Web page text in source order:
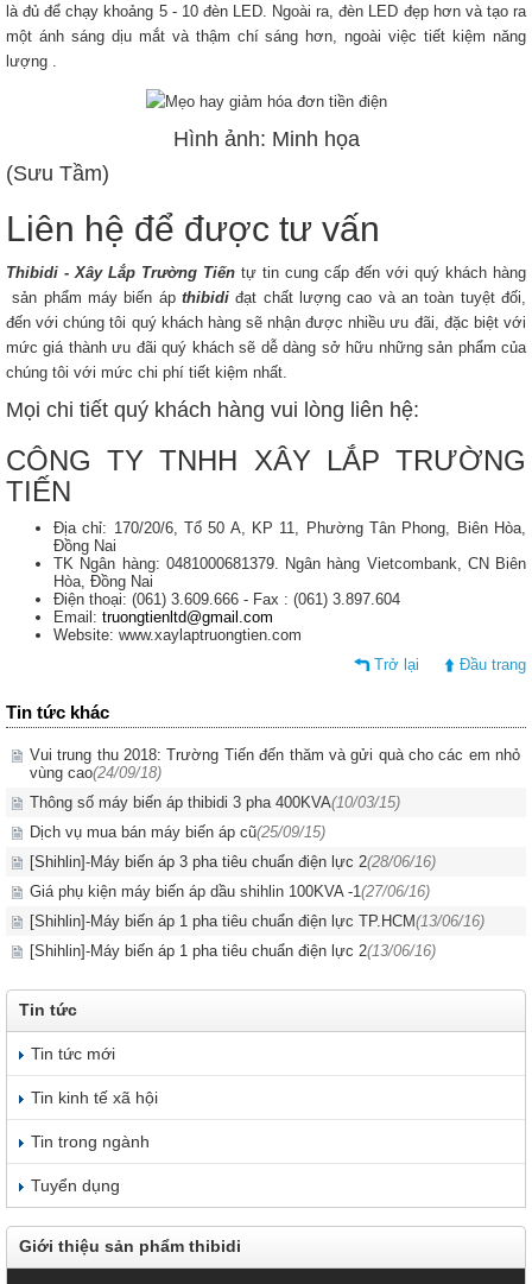
là đủ để chạy khoảng 5 - 10 đèn LED. Ngoài ra, đèn LED đẹp hơn và tạo ra
một ánh sáng dịu mắt và thậm chí sáng hơn, ngoài việc tiết kiệm năng
lượng .
Hình ảnh: Minh họa
(Sưu Tầm)
Liên hệ để được tư vấn
Thibidi - Xây Lắp Trường Tiến tự tin cung cấp đến với quý khách hàng
sản phẩm máy biến áp thibidi đạt chất lượng cao và an toàn tuyệt đối,
đến với chúng tôi quý khách hàng sẽ nhận được nhiều ưu đãi, đặc biệt với
mức giá thành ưu đãi quý khách sẽ dễ dàng sở hữu những sản phẩm của
chúng tôi với mức chi phí tiết kiệm nhất.
Mọi chi tiết quý khách hàng vui lòng liên hệ:
CÔNG TY TNHH XÂY LẮP TRƯỜNG
TIẾN
Địa chỉ: 170/20/6, Tổ 50 A, KP 11, Phường Tân Phong, Biên Hòa,
Đồng Nai
TK Ngân hàng: 0481000681379. Ngân hàng Vietcombank, CN Biên
Hòa, Đồng Nai
Điện thoại: (061) 3.609.666 - Fax : (061) 3.897.604
Email: truongtienltd@gmail.com
Website: www.xaylaptruongtien.com
Trở lại
Đầu trang
Tin tức khác
Vui trung thu 2018: Trường Tiến đến thăm và gửi quà cho các em nhỏ
vùng cao(24/09/18)
Thông số máy biến áp thibidi 3 pha 400KVA(10/03/15)
Dịch vụ mua bán máy biến áp cũ(25/09/15)
[Shihlin]-Máy biến áp 3 pha tiêu chuẩn điện lực 2(28/06/16)
Giá phụ kiện máy biến áp dầu shihlin 100KVA -1(27/06/16)
[Shihlin]-Máy biến áp 1 pha tiêu chuẩn điện lực TP.HCM(13/06/16)
[Shihlin]-Máy biến áp 1 pha tiêu chuẩn điện lực 2(13/06/16)
Tin tức
Tin tức mới
Tin kinh tế xã hội
Tin trong ngành
Tuyển dụng
Giới thiệu sản phẩm thibidi